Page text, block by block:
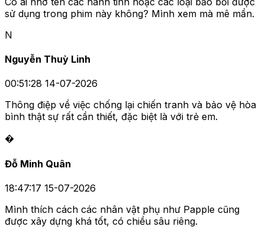
sử dụng trong phim này không? Mình xem mà mê mẩn.
N
Nguyễn Thuỳ Linh
00:51:28 14-07-2026
Thông điệp về việc chống lại chiến tranh và bảo vệ hòa
bình thật sự rất cần thiết, đặc biệt là với trẻ em.
�
Đỗ Minh Quân
18:47:17 15-07-2026
Mình thích cách các nhân vật phụ như Papple cũng
được xây dựng khá tốt, có chiều sâu riêng.